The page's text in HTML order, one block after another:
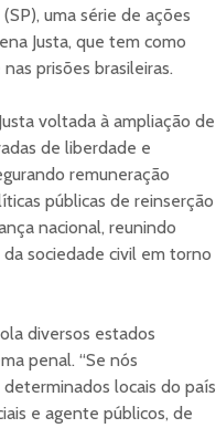
uma série de ações
Justa, que tem como
prisões brasileiras.
voltada à ampliação de
de liberdade e
remuneração
públicas de reinserção
nacional, reunindo
sociedade civil em torno
diversos estados
penal. “Se nós
locais do país
e agente públicos, de